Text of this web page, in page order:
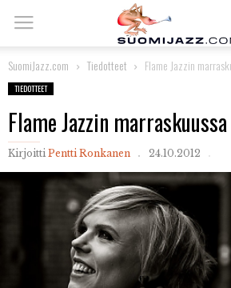
SuomiJazz.com Tiedotteet Flame Jazzin
TIEDOTTEET
Flame Jazzin
Kirjoitti Pentti Ronkanen 24.10.2012